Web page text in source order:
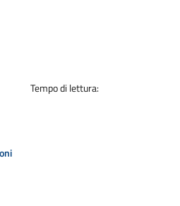
Tempo di lettura: